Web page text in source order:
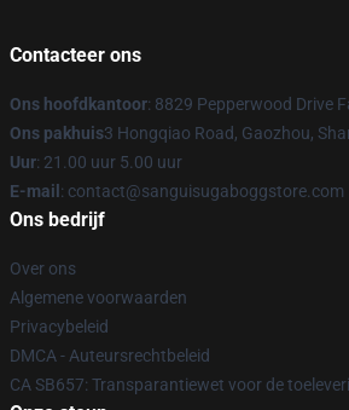
Contacteer ons
Ons hoofdkantoor: 8829 Pepperwood Drive
Ons pakhuis3 Hongqiao Road, Gaozhou,
Uur: 21.00 uur 5.00 uur
E-mail : contact@sanguisugaboggstore.com
Ons bedrijf
Over ons
Algemene voorwaarden
Privacybeleid
DMCA - Auteursrechtbeleid
CA SB657: Transparantiewet voor de